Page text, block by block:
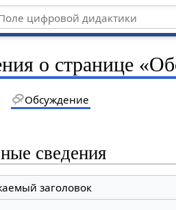
о странице
Обсуждение
сведения
заголовок